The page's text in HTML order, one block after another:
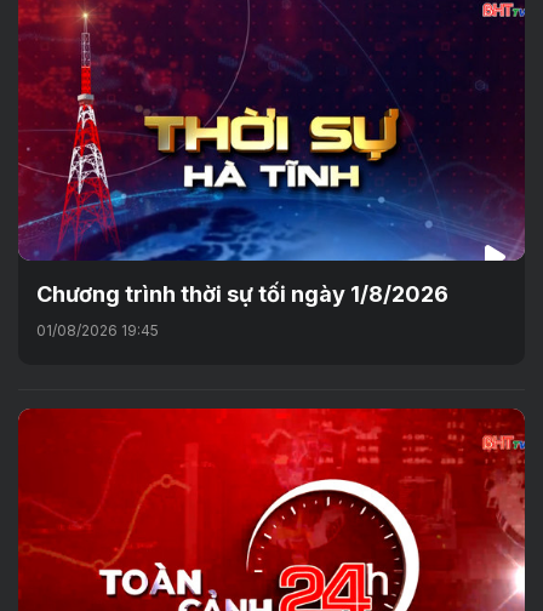
Chương trình thời sự tối ngày 1/8/2026
01/08/2026 19:45